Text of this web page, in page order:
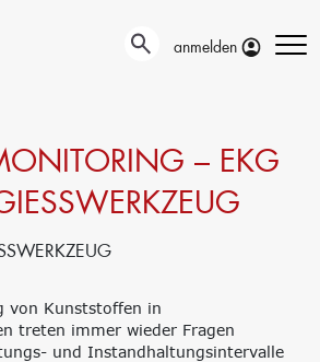
anmelden
und
Materialdatenbanken
– EKG
von Kunststoffen in
treten immer wieder Fragen
und Instandhaltungsintervalle